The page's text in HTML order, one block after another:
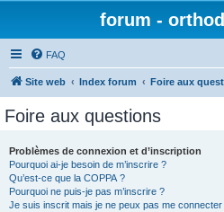
forum -
FAQ
Site web Index forum Foire aux
Foire aux questions
Problèmes de connexion et d’inscription
Pourquoi ai-je besoin de m’inscrire ?
Qu’est-ce que la COPPA ?
Pourquoi ne puis-je pas m’inscrire ?
Je suis inscrit mais je ne peux pas me connecter